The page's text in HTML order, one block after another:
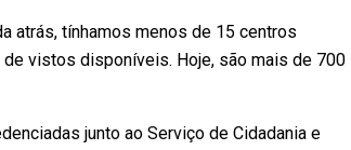
atrás, tínhamos menos de 15 centros
vistos disponíveis. Hoje, são mais de 700
junto ao Serviço de Cidadania e